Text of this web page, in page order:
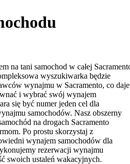
na tani samochod w całej
wyszukiwarka będzie
wynajmu w Sacramento, co daje
i wybrać swój wynajem
się być numer jeden cel dla
samochodów. Nasz obszerny
na drogach Sacramento
Po prostu skorzystaj z
wynajem samochodów dla
rezerwacji wynajmu
swoich ustaleń wakacyjnych.